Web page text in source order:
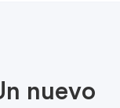
nuevo